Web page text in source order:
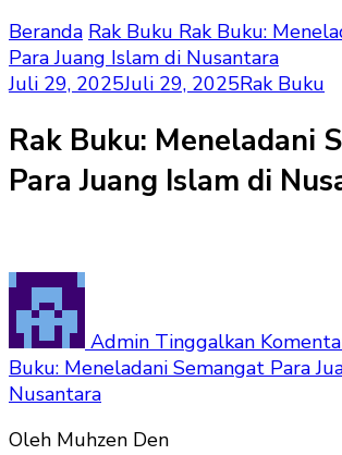
Beranda Rak Buku Rak Buku:
Para Juang Islam di Nusantara
Juli 29, 2025Juli 29, 2025Rak Buku
Rak Buku: Meneladani
Para Juang Islam di
Admin Tinggalkan
Buku: Meneladani Semangat Para
Nusantara
Oleh Muhzen Den